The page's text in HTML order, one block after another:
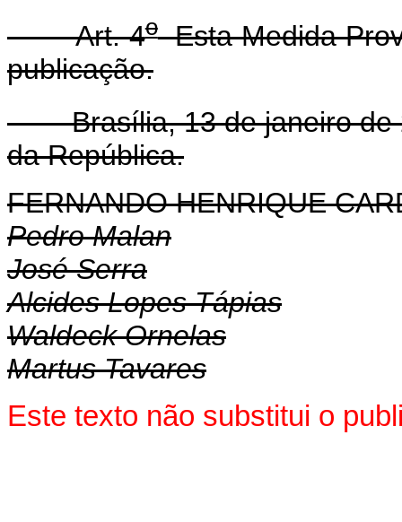
Art. 4oEsta Medida
publicação.
Brasília, 13 de janeiro de
da República.
FERNANDO HENRIQUE
Pedro Malan
José Serra
Alcides Lopes Tápias
Waldeck Ornelas
Martus Tavares
Este texto não substitui o